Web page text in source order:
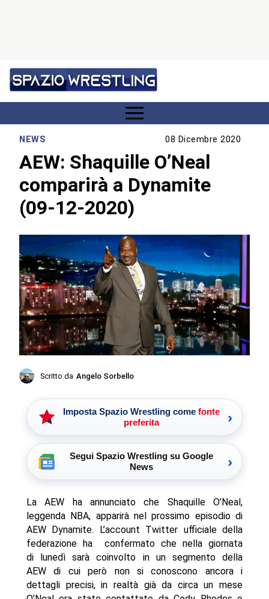
NEWS 08 Dicembre 2020
AEW: Shaquille O’Neal
comparirà a Dynamite
(09-12-2020)
Scritto da Angelo Sorbello
Imposta Spazio Wrestling come fonte
preferita
›
Segui Spazio Wrestling su Google
News
›
La AEW ha annunciato che Shaquille O’Neal,
leggenda NBA, apparirà nel prossimo episodio di
AEW Dynamite. L’account Twitter ufficiale della
federazione ha confermato che nella giornata
di lunedì sarà coinvolto in un segmento della
AEW di cui però non si conoscono ancora i
dettagli precisi, in realtà già da circa un mese